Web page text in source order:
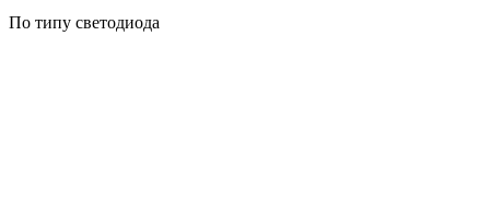
По типу светодиода